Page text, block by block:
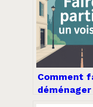
Comment
déménager
voisin :